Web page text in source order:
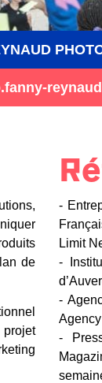
de
projet
-
Limit
-
-
Agency
-